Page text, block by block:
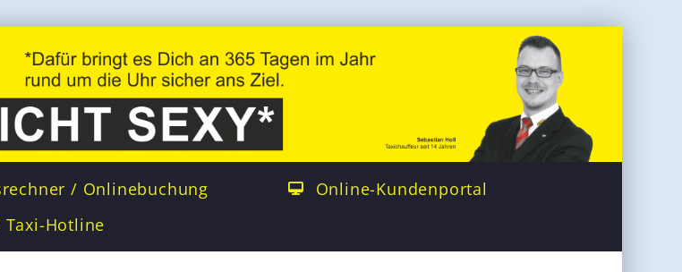
/ Onlinebuchung
Taxi-Hotline
Online-Kundenportal